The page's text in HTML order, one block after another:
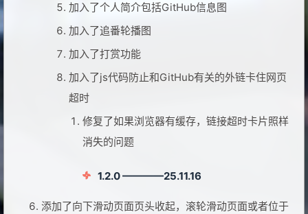
加入了个人简介包括GitHub信息图
加入了追番轮播图
加入了打赏功能
加入了js代码防止和GitHub有关的外链卡住网页
超时
修复了如果浏览器有缓存，链接超时卡片照样
消失的问题
1.2.0 ————25.11.16
添加了向下滑动页面页头收起，滚轮滑动页面或者位于